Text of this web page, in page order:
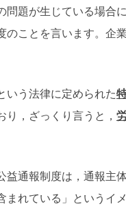
題が生じている場合
のことを言います。企
いう法律に定められた
，ざっくり言うと，
通報制度は，通報主
れている」というイ